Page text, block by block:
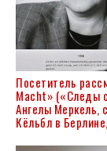
Посетитель
Macht» («Следы
Ангелы Меркель,
Кёльбл в